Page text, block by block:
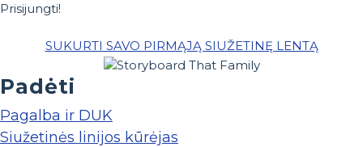
Prisijungti!
SUKURTI SAVO PIRMĄJĄ SIUŽETINĘ LENTĄ
Padėti
Pagalba ir DUK
Siužetinės linijos kūrėjas